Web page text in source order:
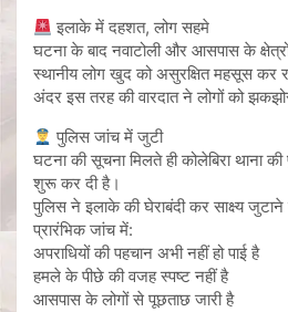
इलाके में दहशत, लोग सहमे
घटना के बाद नवाटोली और आसपास के
स्थानीय लोग खुद को असुरक्षित महसूस कर
अंदर इस तरह की वारदात ने लोगों को
पुलिस जांच में जुटी
घटना की सूचना मिलते ही कोलेबिरा थाना
शुरू कर दी है।
पुलिस ने इलाके की घेराबंदी कर साक्ष्य
प्रारंभिक जांच में:
अपराधियों की पहचान अभी नहीं हो पाई है
हमले के पीछे की वजह स्पष्ट नहीं है
आसपास के लोगों से पूछताछ जारी है